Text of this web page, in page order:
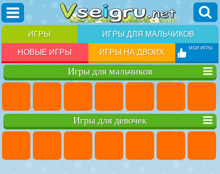
ИГРЫ ИГРЫ ДЛЯ МАЛЬЧИКОВ
НОВЫЕ ИГРЫ ИГРЫ НА ДВОИХ МОИ ИГРЫ
Игры для мальчиков
Игры для девочек